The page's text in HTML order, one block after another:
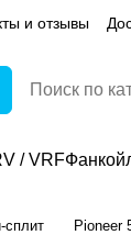
и отзывы
/ VRF
сплит Pioneer